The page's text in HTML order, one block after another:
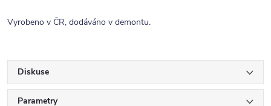
Vyrobeno v ČR, dodáváno v demontu.
Diskuse
Parametry